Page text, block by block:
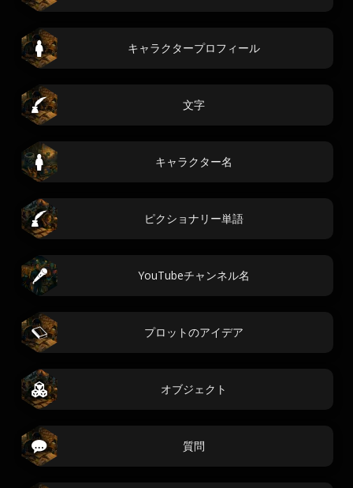
キャラクタープロフィール
文字
キャラクター名
ピクショナリー単語
YouTubeチャンネル名
プロットのアイデア
オブジェクト
質問